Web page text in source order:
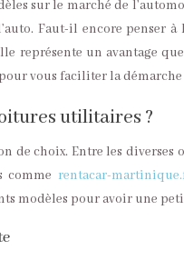
sur le marché de
Faut-il encore penser
représente un avantage
vous faciliter la démarche
utilitaires ?
choix. Entre les diverses
comme rentacar-
modèles pour avoir une